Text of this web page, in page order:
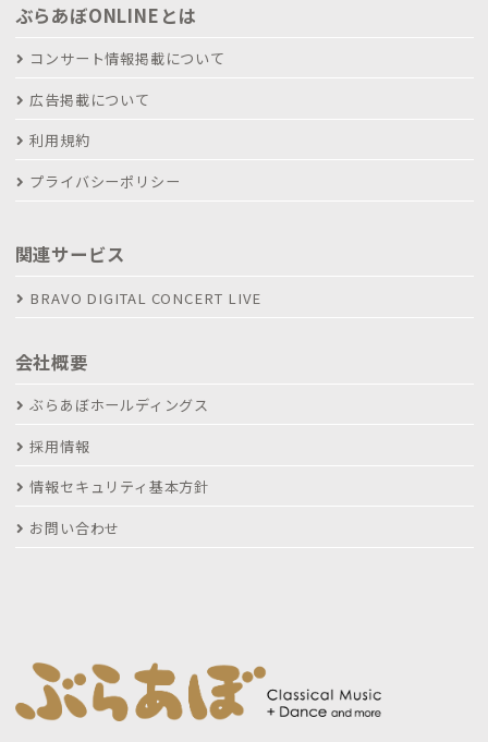
ぶらあぼONLINEとは
コンサート情報掲載について
広告掲載について
利用規約
プライバシーポリシー
関連サービス
BRAVO DIGITAL CONCERT LIVE
会社概要
ぶらあぼホールディングス
採用情報
情報セキュリティ基本方針
お問い合わせ